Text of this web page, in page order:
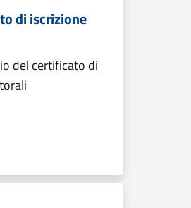
di iscrizione
del certificato di